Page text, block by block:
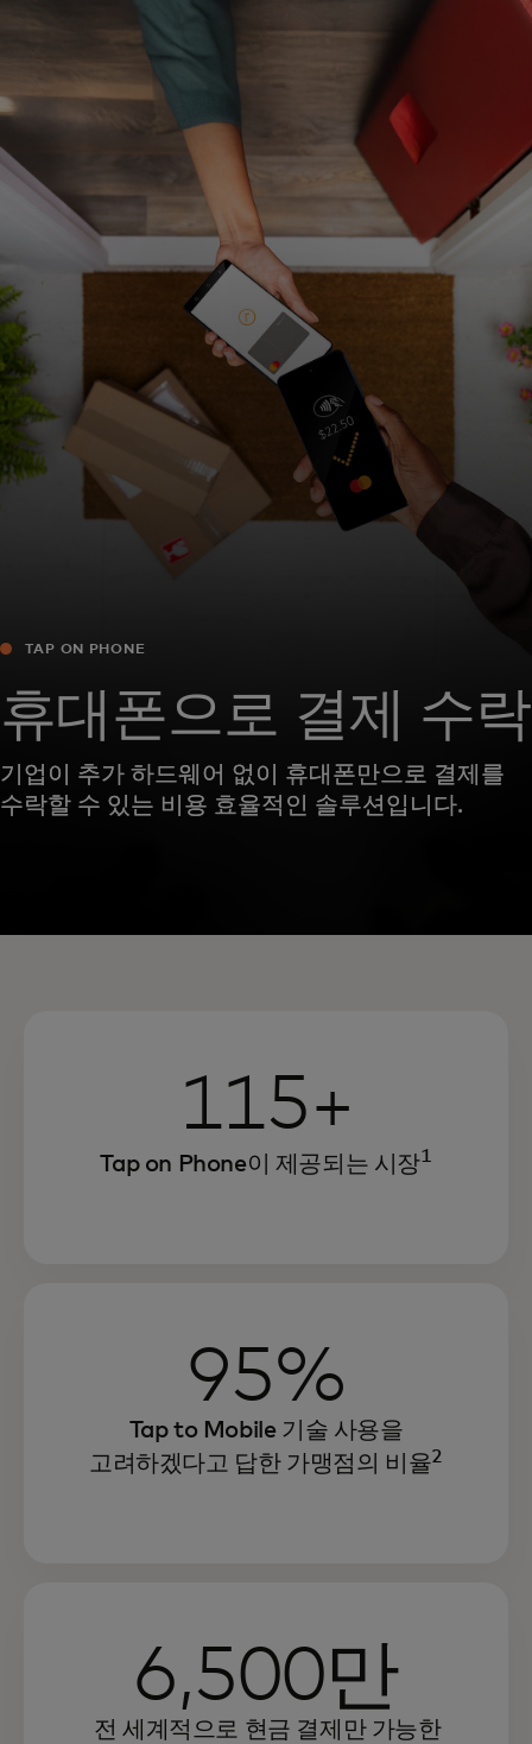
개인 고객
비즈니스 고객
모두를 위한 가치
이노베이터
뉴스 & 인사이트
TAP ON PHONE
휴대폰으로 결제 수락
기업이 추가 하드웨어 없이 휴대폰만으로 결제를
수락할 수 있는 비용 효율적인 솔루션입니다.
115+
Tap on Phone이 제공되는 시장1
95%
Tap to Mobile 기술 사용을
고려하겠다고 답한 가맹점의 비율2
6,500만
전 세계적으로 현금 결제만 가능한